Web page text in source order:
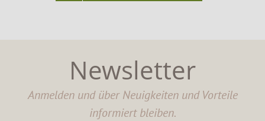
Newsletter
Anmelden und über Neuigkeiten und Vorteile
informiert bleiben.